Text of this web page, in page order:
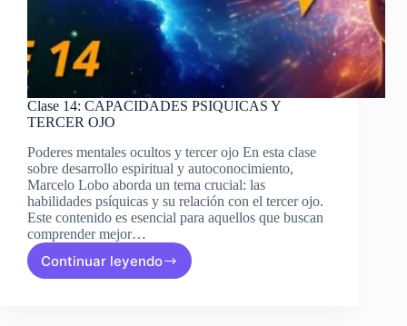
Clase 14: CAPACIDADES PSIQUICAS Y
TERCER OJO
Poderes mentales ocultos y tercer ojo En esta clase
sobre desarrollo espiritual y autoconocimiento,
Marcelo Lobo aborda un tema crucial: las
habilidades psíquicas y su relación con el tercer ojo.
Este contenido es esencial para aquellos que buscan
comprender mejor…
Continuar leyendo
Clase